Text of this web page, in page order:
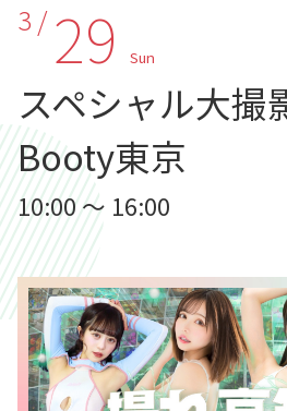
3 / 29 Sun
スペシャル大撮
Booty東京
10:00 ～ 16:00